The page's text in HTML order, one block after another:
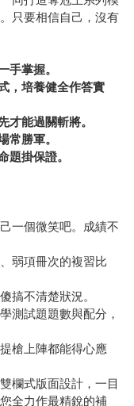
只要相信自己，沒有
手掌握。
，培養健全作答實
才能過關斬將。
常勝軍。
題掛保證。
一個微笑吧。成績不
弱項冊次的複習比
搞不清楚狀況。
測試題題數與配分，
槍上陣都能得心應
欄式版面設計，一目
全力作最精銳的補